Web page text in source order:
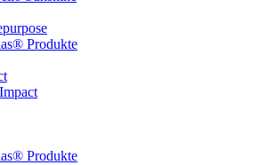
Produkte
Produkte